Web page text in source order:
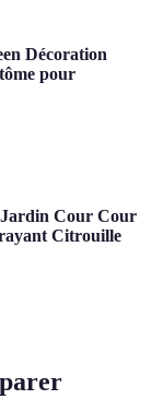
Décoration
pour
Cour Cour
Citrouille